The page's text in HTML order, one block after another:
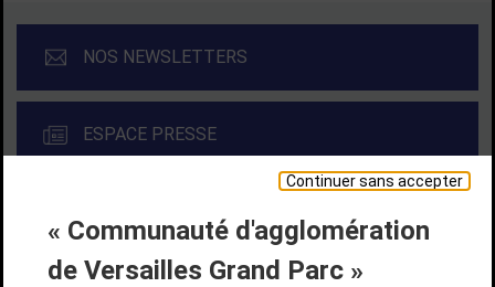
Continuer sans accepter
« Communauté d'agglomération
de Versailles Grand Parc »
NOS NEWSLETTERS
ESPACE PRESSE
Liens bas de page
CONTACT MENTIONS LÉGALES
PLAN DE SITE
ACCESSIBILITÉ NUMÉRIQUE
GESTION DES COOKIES